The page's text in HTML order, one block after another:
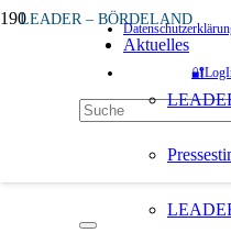
Aktuelles
LEADER – BÖRDELAND
vor 11 Monaten
LEADER-